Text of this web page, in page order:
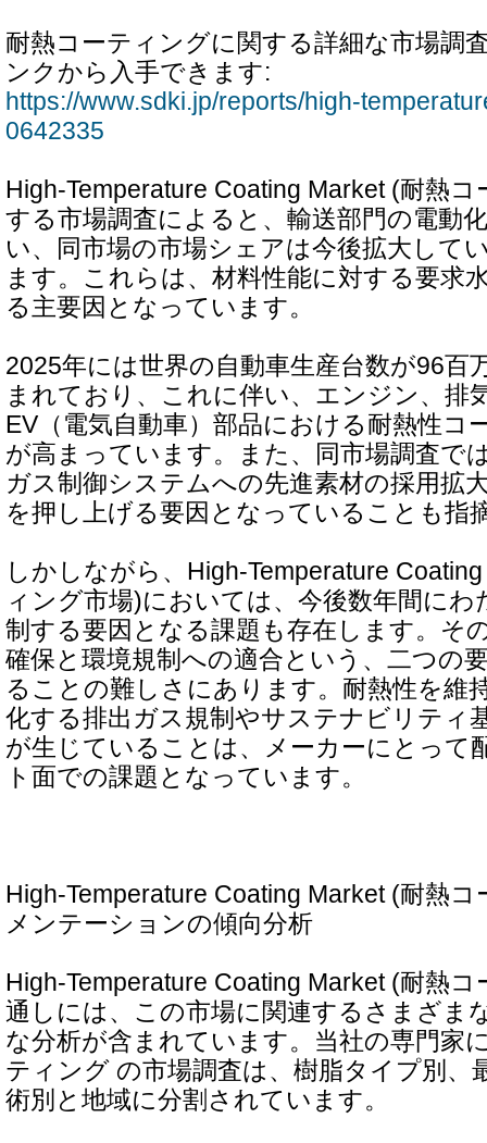
耐熱コーティングに関する詳細な市場調
ンクから入手できます:
https://www.sdki.jp/reports/high-
0642335
High-Temperature Coating Market (耐熱
する市場調査によると、輸送部門の電動
い、同市場の市場シェアは今後拡大して
ます。これらは、材料性能に対する要求
る主要因となっています。
2025年には世界の自動車生産台数が96百
まれており、これに伴い、エンジン、排
EV（電気自動車）部品における耐熱性コ
が高まっています。また、同市場調査で
ガス制御システムへの先進素材の採用拡
を押し上げる要因となっていることも指
しかしながら、High-Temperature
ィング市場)においては、今後数年間にわ
制する要因となる課題も存在します。そ
確保と環境規制への適合という、二つの
ることの難しさにあります。耐熱性を維
化する排出ガス規制やサステナビリティ
が生じていることは、メーカーにとって
ト面での課題となっています。
High-Temperature Coating Market (耐熱
メンテーションの傾向分析
High-Temperature Coating Market (耐熱
通しには、この市場に関連するさまざま
な分析が含まれています。当社の専門家
ティング の市場調査は、樹脂タイプ別、
術別と地域に分割されています。